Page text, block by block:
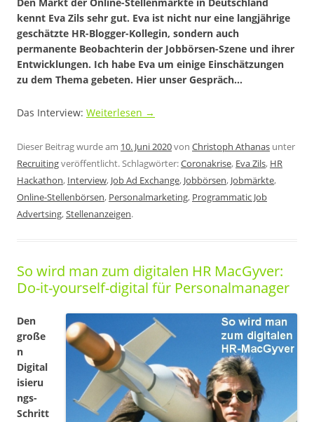
Den Markt der Online-Stellenmärkte in Deutschland
kennt Eva Zils sehr gut. Eva ist nicht nur eine langjährige
geschätzte HR-Blogger-Kollegin, sondern auch
permanente Beobachterin der Jobbörsen-Szene und ihrer
Entwicklungen. Ich habe Eva um einige Einschätzungen
zu dem Thema gebeten. Hier unser Gespräch…
Das Interview: Weiterlesen →
Dieser Beitrag wurde am 10. Juni 2020von Christoph Athanas unter
Recruitingveröffentlicht. Schlagwörter:Coronakrise, Eva Zils, HR
Hackathon, Interview, Job Ad Exchange, Jobbörsen, Jobmärkte,
Online-Stellenbörsen, Personalmarketing, Programmatic Job
Advertsing,Stellenanzeigen.
So wird man zum digitalen HR MacGyver:
Do-it-yourself-digital für Personalmanager
Den
große
n
Digital
isieru
ngs-
Schritt